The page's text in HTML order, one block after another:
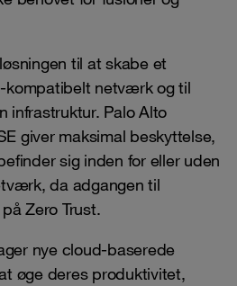
til at skabe et
kompatibelt netværk og til
infrastruktur. Palo Alto
giver maksimal beskyttelse,
sig inden for eller uden
da adgangen til
Zero Trust.
nye cloud-baserede
øge deres produktivitet,